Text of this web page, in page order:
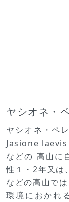
ヤシオネ・
ヤシオネ・ペ
Jasione laevis
などの 高山に
性１・2年又は
などの高山で
環境におかれ